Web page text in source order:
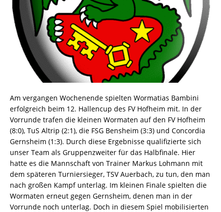
Am vergangen Wochenende spielten Wormatias Bambini
erfolgreich beim 12. Hallencup des FV Hofheim mit. In der
Vorrunde trafen die kleinen Wormaten auf den FV Hofheim
(8:0), TuS Altrip (2:1), die FSG Bensheim (3:3) und Concordia
Gernsheim (1:3). Durch diese Ergebnisse qualifizierte sich
unser Team als Gruppenzweiter für das Halbfinale. Hier
hatte es die Mannschaft von Trainer Markus Lohmann mit
dem späteren Turniersieger, TSV Auerbach, zu tun, den man
nach großen Kampf unterlag. Im kleinen Finale spielten die
Wormaten erneut gegen Gernsheim, denen man in der
Vorrunde noch unterlag. Doch in diesem Spiel mobilisierten